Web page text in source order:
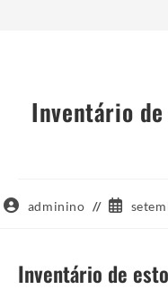
Inventário
Autoradminino
Post
Inventário de